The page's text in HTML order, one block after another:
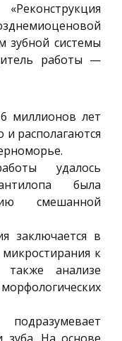
зубной системы
работы —
миллионов лет
и располагаются
удалось
была
смешанной
заключается в
к
анализе